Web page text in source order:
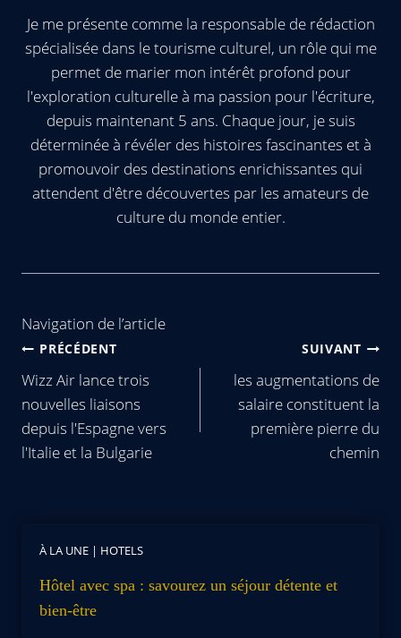
Je me présente comme la responsable de rédaction
spécialisée dans le tourisme culturel, un rôle qui me
permet de marier mon intérêt profond pour
l'exploration culturelle à ma passion pour l'écriture,
depuis maintenant 5 ans. Chaque jour, je suis
déterminée à révéler des histoires fascinantes et à
promouvoir des destinations enrichissantes qui
attendent d'être découvertes par les amateurs de
culture du monde entier.
Navigation de l’article
PRÉCÉDENT
Wizz Air lance trois
nouvelles liaisons
depuis l'Espagne vers
l'Italie et la Bulgarie
SUIVANT
les augmentations de
salaire constituent la
première pierre du
chemin
À LA UNE | HOTELS
Hôtel avec spa : savourez un séjour détente et
bien-être